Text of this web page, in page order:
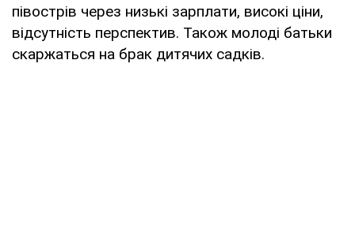
півострів через низькі зарплати, високі ціни,
відсутність перспектив. Також молоді батьки
скаржаться на брак дитячих садків.